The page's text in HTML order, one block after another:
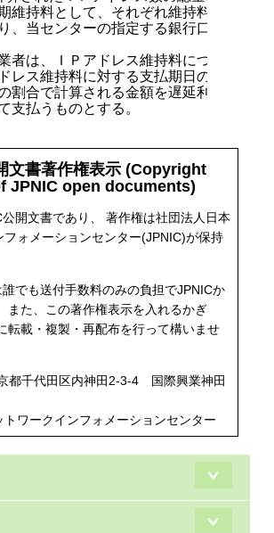
文書著作権表示 (Copyright
JPNIC open documents)
開文書であり、 著作権は社団法人日本
フォメーションセンター(JPNIC)が保持
でも送付手数料のみの負担でJPNICか
また、この著作権表示を入れるかぎ
転載・複製・再配布を行って構いませ
都千代田区内神田2-3-4 国際興業神田
ワークインフォメーションセンター